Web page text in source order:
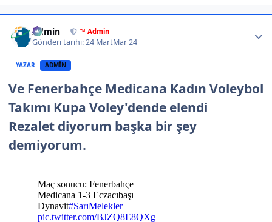
Admin ™ Admin
Gönderi tarihi:24 MartMar 24
YAZAR ADMIN
Ve Fenerbahçe Medicana Kadın Voleybol
Takımı Kupa Voley'dende elendi
Rezalet diyorum başka bir şey
demiyorum.